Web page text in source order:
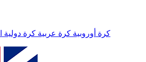
كرة أوروبية كرة عربية كرة دولية